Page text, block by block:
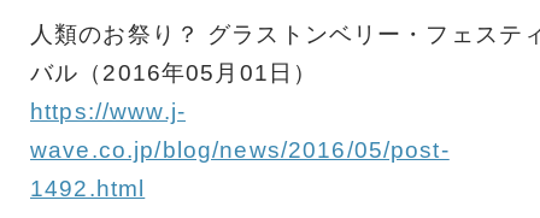
人類のお祭り？ グラストンベリー・フェステ
バル（2016年05月01日）
https://www.j-
wave.co.jp/blog/news/2016/05/post-
1492.html